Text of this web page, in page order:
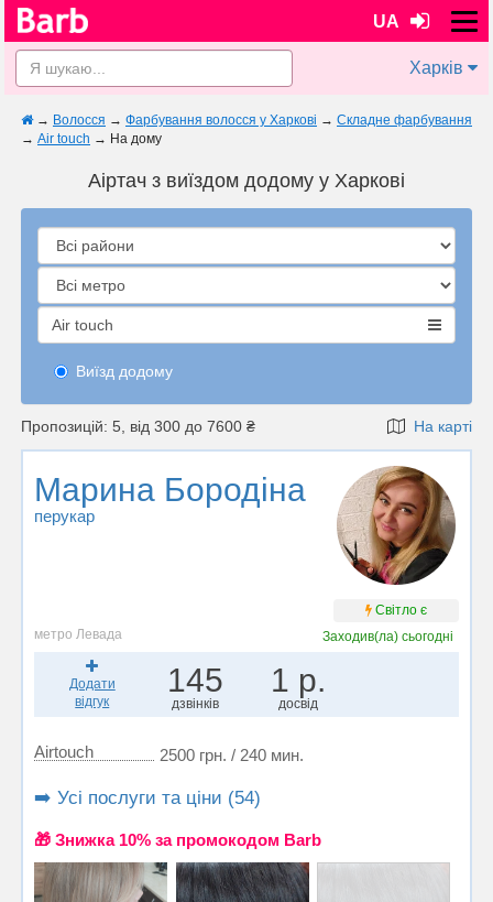
UA
Харків
→ Волосся → Фарбування волосся у Харкові → Складне фарбування
→ Air touch → На дому
Аіртач з виїздом додому у Харкові
Air touch
Виїзд додому
Пропозицій: 5, від 300 до 7600 ₴ На карті
Марина Бородіна
перукар
Світло є
метро Левада
Заходив(ла)сьогодні
Додати
відгук
145
дзвінків
1 р.
досвід
Airtouch 2500 грн. / 240 мин.
➡️ Усі послуги та ціни (54)
🎁 Знижка 10% за промокодом Barb